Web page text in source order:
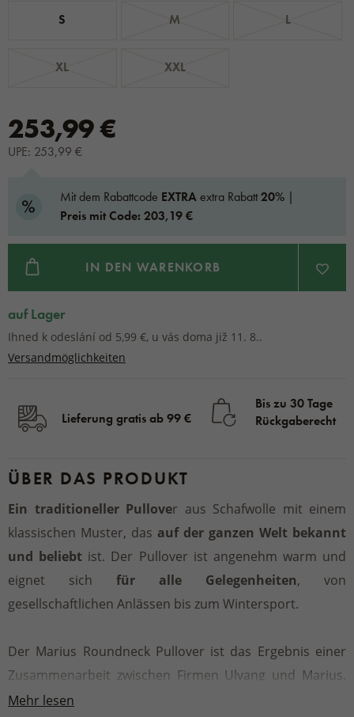
S M L
XL XXL
253,99 €
UPE: 253,99 €
Mit dem Rabattcode EXTRAextra Rabatt20% |
Preis mit Code: 203,19 €
IN DEN WARENKORB
auf Lager
Ihned k odeslání od 5,99 €, u vás doma již 11. 8..
Versandmöglichkeiten
Lieferung gratis ab 99 €
Bis zu 30 Tage
Rückgaberecht
ÜBER DAS PRODUKT
Ein traditioneller Pullover aus Schafwolle mit einem
klassischen Muster, das auf der ganzen Welt bekannt
und beliebt ist. Der Pullover ist angenehm warm und
eignet sich für alle Gelegenheiten, von
gesellschaftlichen Anlässen bis zum Wintersport.
Der Marius Roundneck Pullover ist das Ergebnis einer
Zusammenarbeit zwischen Firmen Ulvang und Marius.
Der erste Marius-Pullover wurde 1953 entworfen, und
Mehr lesen